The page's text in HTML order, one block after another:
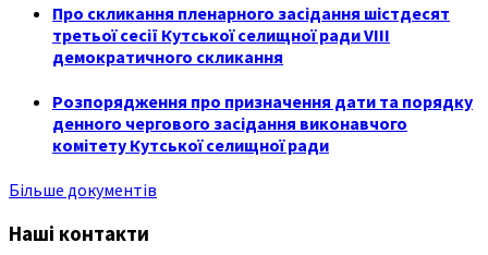
Про скликання пленарного засідання шістдесят
третьої сесії Кутської селищної ради VIII
демократичного скликання
Розпорядження про призначення дати та порядку
денного чергового засідання виконавчого
комітету Кутської селищної ради
Більше документів
Наші контакти